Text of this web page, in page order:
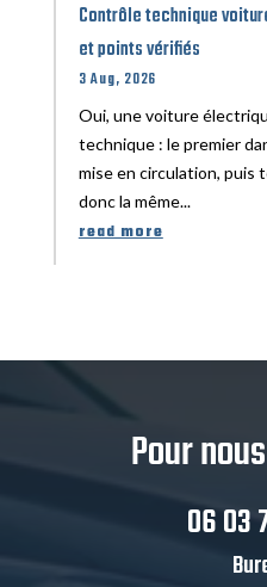
Contrôle technique
et points vérifiés
3 Aug, 2026
Oui, une voiture
technique : le premier
mise en circulation, puis
donc la même...
read more
Pour
06 03